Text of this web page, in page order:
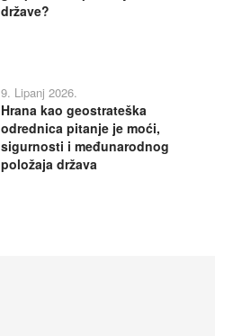
države?
9. Lipanj 2026.
Hrana kao geostrateška
odrednica pitanje je moći,
sigurnosti i međunarodnog
položaja država